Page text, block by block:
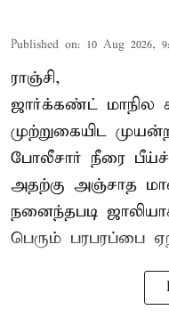
Published on: 10 Aug 2026,
ராஞ்சி,
ஜார்க்கண்ட் மாநில
முற்றுகையிட
போலீசார் நீரை
அதற்கு அஞ்சாத
நனைந்தபடி
பெரும் பரபரப்பை